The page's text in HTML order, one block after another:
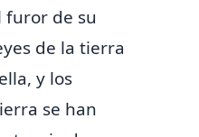
furor de su
de la tierra
y los
se han